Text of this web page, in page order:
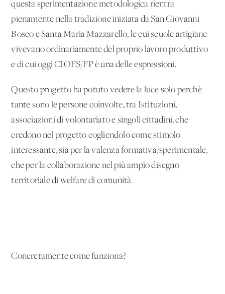
questa sperimentazione metodologica rientra
pienamente nella tradizione iniziata da San Giovanni
Bosco e Santa Maria Mazzarello, le cui scuole artigiane
vivevano ordinariamente del proprio lavoro produttivo
e di cui oggi CIOFS/FP è una delle espressioni.
Questo progetto ha potuto vedere la luce solo perchè
tante sono le persone coinvolte, tra Istituzioni,
associazioni di volontariato e singoli cittadini, che
credono nel progetto cogliendolo come stimolo
interessante, sia per la valenza formativa/sperimentale,
che per la collaborazione nel più ampio disegno
territoriale di welfare di comunità.
Concretamente come funziona?